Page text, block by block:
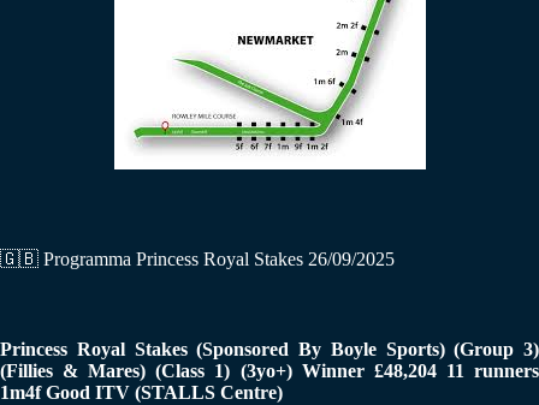
🇬🇧 Programma Princess Royal Stakes 26/09/2025
Princess Royal Stakes (Sponsored By Boyle Sports) (Group 3)
(Fillies & Mares) (Class 1) (3yo+) Winner £48,204 11 runners
1m4f Good ITV (STALLS Centre)